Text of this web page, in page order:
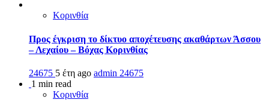
Κορινθία
Προς έγκριση το δίκτυο αποχέτευσης ακαθάρτων Άσσου
– Λεχαίου – Βόχας Κορινθίας
24675 5 έτη ago admin 24675
1 min read
Κορινθία